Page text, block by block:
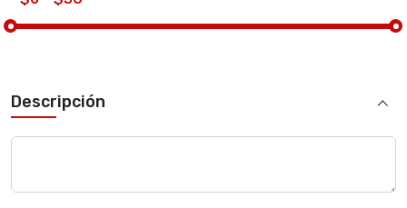
Descripción